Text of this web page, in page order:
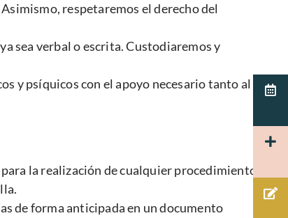
respetaremos el derecho del
sea verbal o escrita. Custodiaremos y
y psíquicos con el apoyo necesario tanto al
la realización de cualquier procedimiento
de forma anticipada en un documento